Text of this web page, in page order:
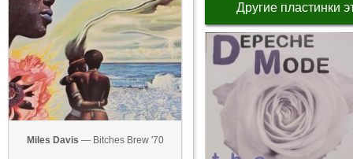
Miles Davis — Bitches Brew '70
Другие пластинки